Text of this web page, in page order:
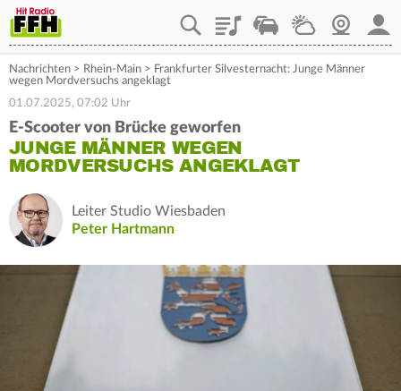
PlaylistStaupilotWetterWebcam
Nachrichten > Rhein-Main > Frankfurter Silvesternacht: Junge Männer
wegen Mordversuchs angeklagt
01.07.2025, 07:02 Uhr
E-Scooter von Brücke geworfen
JUNGE MÄNNER WEGEN
MORDVERSUCHS ANGEKLAGT
Leiter Studio Wiesbaden
Peter Hartmann